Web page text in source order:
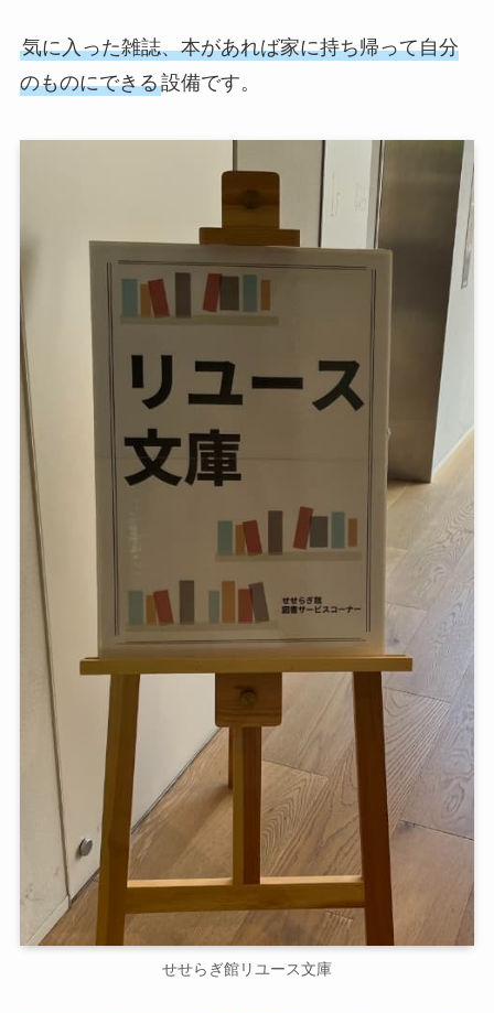
気に入った雑誌、本があれば家に持ち帰って自分
のものにできる設備です。
せせらぎ館リユース文庫